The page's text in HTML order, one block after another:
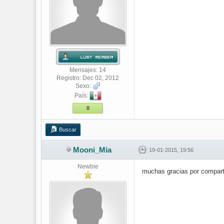
Mensajes: 14
Registro: Dec 02, 2012
Sexo:
País:
0
Buscar
Mooni_Mia 19-01-2015, 19:56
Newbie
muchas gracias por